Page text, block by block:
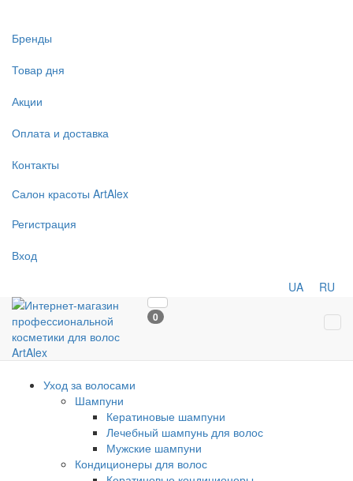
Бренды
Товар дня
Акции
Оплата и доставка
Контакты
Салон красоты ArtAlex
Регистрация
Вход
UA RU
0
Уход за волосами
Шампуни
Кератиновые шампуни
Лечебный шампунь для волос
Мужские шампуни
Кондиционеры для волос